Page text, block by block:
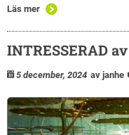
Läs mer
INTRESSERAD
5 december, 2024 av janhe